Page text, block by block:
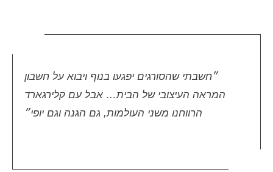
״חשבתי שהסורגים יפגעו בנוף ויבוא על חשבון
המראה העיצובי של הבית… אבל עם קלירגארד
הרווחנו משני העולמות, גם הגנה וגם יופי״